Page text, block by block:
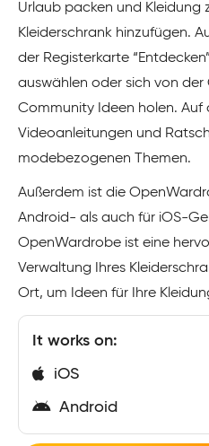
Urlaub packen und Kleidung
Kleiderschrank hinzufügen.
der Registerkarte
auswählen oder sich von
Community Ideen holen. Auf
Videoanleitungen und
modebezogenen Themen.
Außerdem ist die
Android- als auch für iOS-
OpenWardrobe ist eine
Verwaltung Ihres
Ort, um Ideen für Ihre
It works on:
iOS
Android